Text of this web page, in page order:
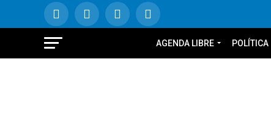
AGENDA LIBRE POLÍTICA